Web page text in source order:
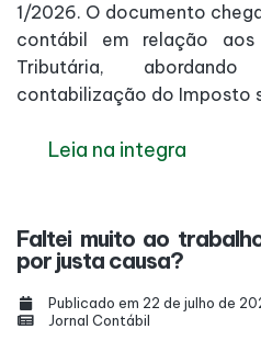
1/2026. O documento
contábil em relação
Tributária,
contabilização do Imposto
Leia na integra
Faltei muito ao
por justa causa?
Publicado em 22 de julho de
Jornal Contábil